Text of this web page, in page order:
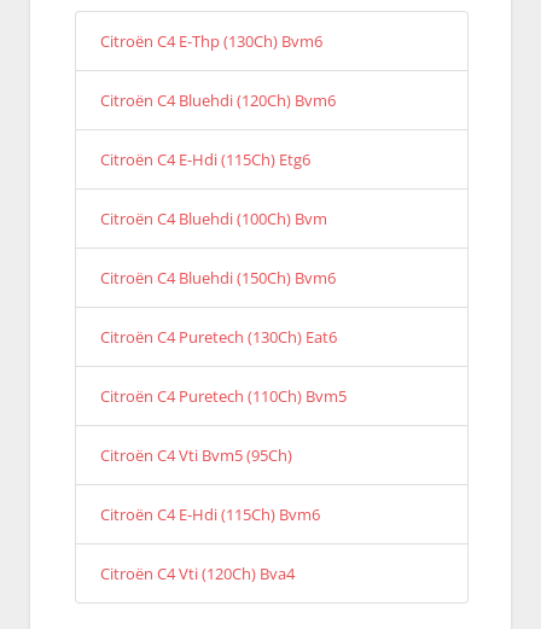
Citroën C4 E-Thp (130Ch) Bvm6
Citroën C4 Bluehdi (120Ch) Bvm6
Citroën C4 E-Hdi (115Ch) Etg6
Citroën C4 Bluehdi (100Ch) Bvm
Citroën C4 Bluehdi (150Ch) Bvm6
Citroën C4 Puretech (130Ch) Eat6
Citroën C4 Puretech (110Ch) Bvm5
Citroën C4 Vti Bvm5 (95Ch)
Citroën C4 E-Hdi (115Ch) Bvm6
Citroën C4 Vti (120Ch) Bva4